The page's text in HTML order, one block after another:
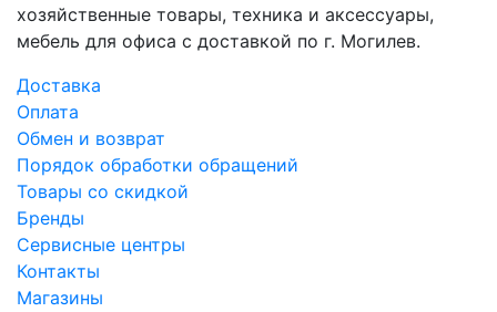
хозяйственные товары, техника и аксессуары,
мебель для офиса с доставкой по г. Могилев.
Доставка
Оплата
Обмен и возврат
Порядок обработки обращений
Товары со скидкой
Бренды
Сервисные центры
Контакты
Магазины